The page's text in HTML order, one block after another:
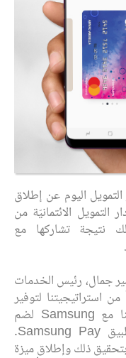
اليوم عن إطلاق
الائتمانيّة من
نتيجة تشاركها مع
جمال، رئيس الخدمات
من استراتيجيتنا لتوفير
أحدث الحلول الرقمية لعملائنا، تشاركنا مع Samsung لضم
بطاقات دار التمويل الائتمانية إلى تطبيق Samsung Pay.
ذلك وإطلاق ميزة